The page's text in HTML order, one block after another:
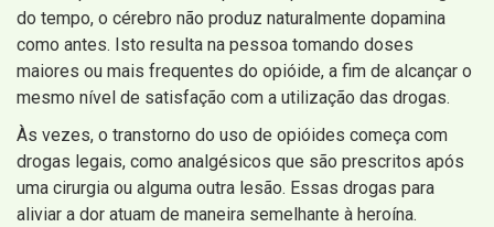
do tempo, o cérebro não produz naturalmente dopamina
como antes. Isto resulta na pessoa tomando doses
maiores ou mais frequentes do opióide, a fim de alcançar o
mesmo nível de satisfação com a utilização das drogas.
Às vezes, o transtorno do uso de opióides começa com
drogas legais, como analgésicos que são prescritos após
uma cirurgia ou alguma outra lesão. Essas drogas para
aliviar a dor atuam de maneira semelhante à heroína.